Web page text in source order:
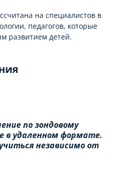
на специалистов в
педагогов, которые
развитием детей.
по зондовому
в удаленном формате.
независимо от